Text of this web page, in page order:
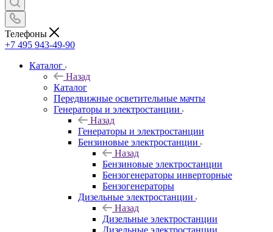
Телефоны
+7 495 943-49-90
Каталог
Назад
Каталог
Передвижные осветительные мачты
Генераторы и электростанции
Назад
Генераторы и электростанции
Бензиновые электростанции
Назад
Бензиновые электростанции
Бензогенераторы инверторные
Бензогенераторы
Дизельные электростанции
Назад
Дизельные электростанции
Дизельные электростанции